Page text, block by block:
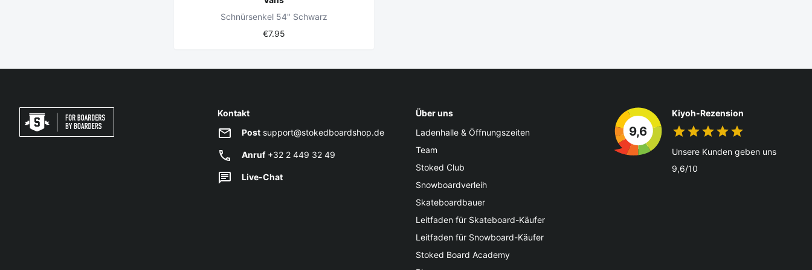
Schnürsenkel 54" Schwarz
€7.95
Über uns
Ladenhalle & Öffnungszeiten
Team
Stoked Club
Snowboardverleih
Skateboardbauer
Leitfaden für Skateboard-Käufer
Leitfaden für Snowboard-Käufer
Stoked Board Academy
Kontakt
Post support@stokedboardshop.de
Anruf+32 2 449 32 49
Live-Chat
9,6
Kiyoh-Rezension
Unsere Kunden geben uns
9,6/10